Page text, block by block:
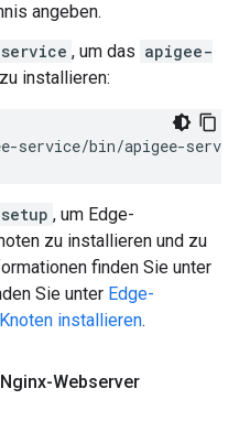
angeben.
, um das apigee-
installieren:
service/bin/apigee-
, um Edge-
zu installieren und zu
finden Sie unter
Sie unter Edge-
installieren.
Webserver